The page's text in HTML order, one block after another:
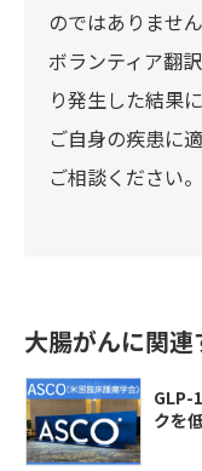
のではありません
ボランティア翻
り発生した結果
ご自身の疾患に
ご相談ください。
大腸がんに関
GLP-
クを